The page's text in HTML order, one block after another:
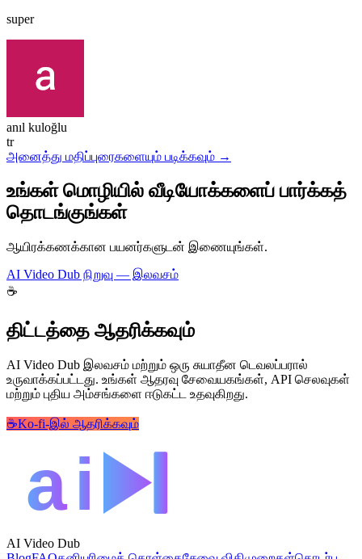
super
anıl kuloğlu
tr
அனைத்து மதிப்புரைகளையும் படிக்கவும் →
உங்கள் மொழியில் வீடியோக்களைப் பார்க்கத்
தொடங்குங்கள்
ஆயிரக்கணக்கான பயனர்களுடன் இணையுங்கள்.
AI Video Dub நிறுவு — இலவசம்
☕
திட்டத்தை ஆதரிக்கவும்
AI Video Dub இலவசம் மற்றும் ஒரு சுயாதீன டெவலப்பரால்
உருவாக்கப்பட்டது. உங்கள் ஆதரவு சேவையகங்கள், API செலவுகள்
மற்றும் புதிய அம்சங்களை ஈடுகட்ட உதவுகிறது.
☕Ko-fi-இல் ஆதரிக்கவும்
AI Video Dub